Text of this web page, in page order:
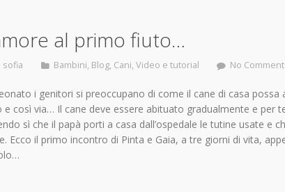
al primo fiuto…
sofia Bambini, Blog, Cani, Video e tutorial No
i genitori si preoccupano di come il cane di casa possa
così via… Il cane deve essere abituato gradualmente e per
sì che il papà porti a casa dall’ospedale le tutine usate e
Ecco il primo incontro di Pinta e Gaia, a tre giorni di vita,